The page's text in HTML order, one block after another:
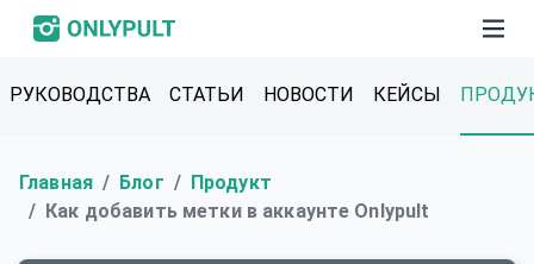
РУКОВОДСТВА СТАТЬИ НОВОСТИ КЕЙСЫ
Главная Блог
Продукт
Как добавить метки в аккаунте Onlypult